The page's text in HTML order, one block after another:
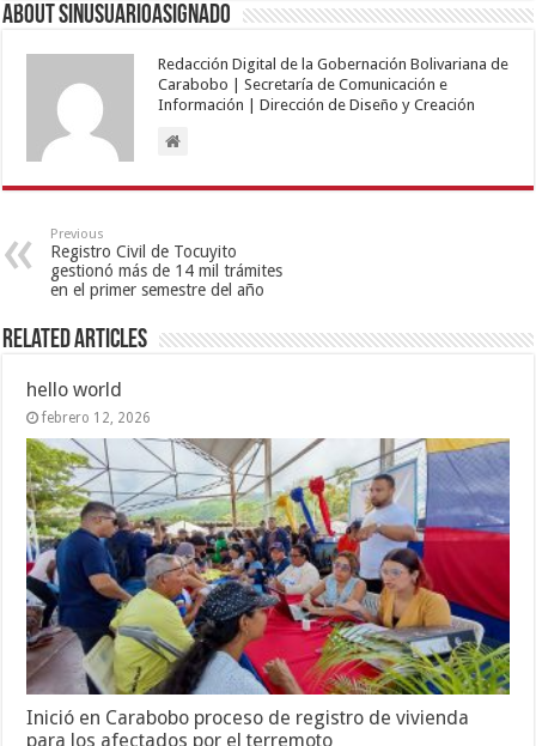
About sinusuarioasignado
Redacción Digital de la Gobernación Bolivariana de
Carabobo | Secretaría de Comunicación e
Información | Dirección de Diseño y Creación
Previous
Registro Civil de Tocuyito
gestionó más de 14 mil trámites
en el primer semestre del año
Related Articles
hello world
febrero 12, 2026
Inició en Carabobo proceso de registro de vivienda
para los afectados por el terremoto